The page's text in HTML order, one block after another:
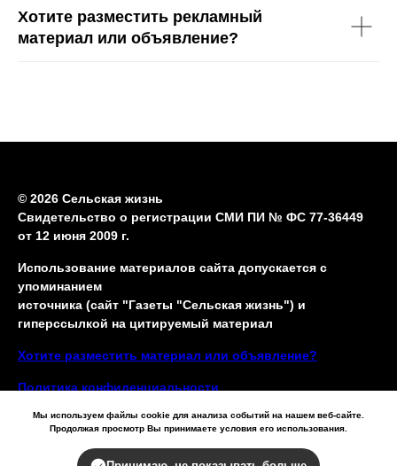
Хотите разместить рекламный
материал или объявление?
© 2026 Сельская жизнь
Свидетельство о регистрации СМИ ПИ № ФС 77-36449
от 12 июня 2009 г.
Использование материалов сайта допускается с
упоминанием
источника (сайт "Газеты "Сельская жизнь") и
гиперссылкой на цитируемый материал
Хотите разместить материал или объявление?
Политика конфиденциальности
Мы используем файлы cookie для анализа событий на нашем веб-сайте.
Продолжая просмотр Вы принимаете условия его использования.